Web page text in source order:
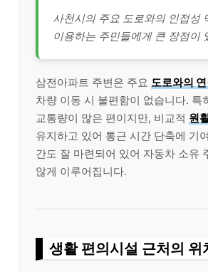
사천시의 주요 도로와의 인접성
이용하는 주민들에게 큰 장점이
삼전아파트 주변은 주요 도로와의
차량 이동 시 불편함이 없습니다. 특
교통량이 많은 편이지만, 비교적 원
유지하고 있어 통근 시간 단축에 기
간도 잘 마련되어 있어 자동차 소유
않게 이루어집니다.
생활 편의시설 근처의 위